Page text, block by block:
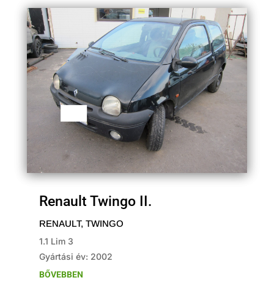
Renault Twingo II.
RENAULT, TWINGO
1.1 Lim 3
Gyártási év: 2002
BŐVEBBEN